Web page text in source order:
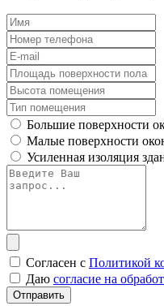
Большие поверхности
Малые поверхности
Усиленная изоляция
Согласен с Политикой
Даю согласие на